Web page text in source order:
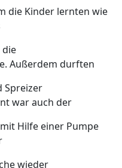
die Kinder lernten wie
Außerdem durften
Spreizer
war auch der
Hilfe einer Pumpe
wieder